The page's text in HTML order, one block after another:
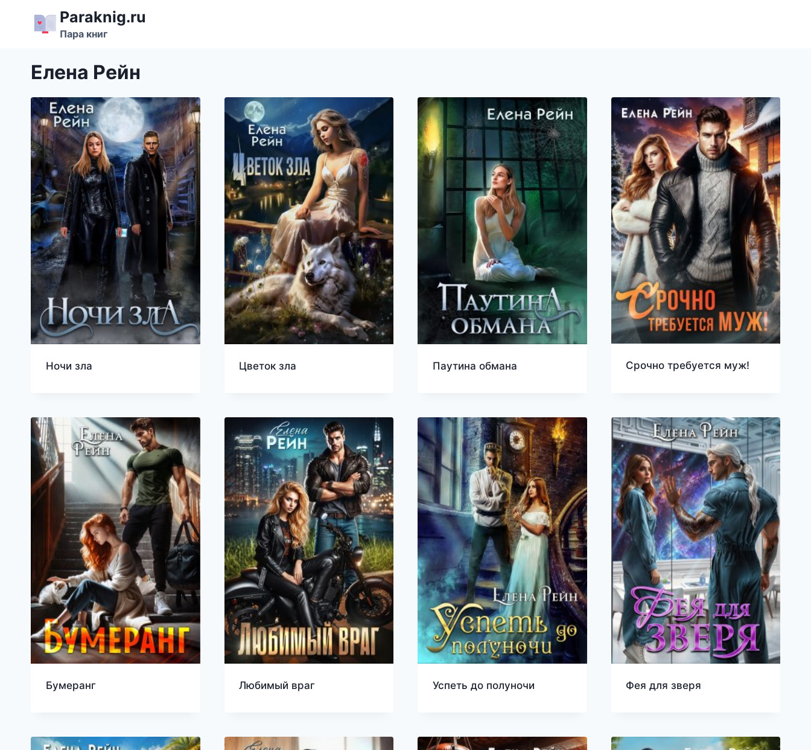
содержимому
Paraknig.ru
Пара книг
Елена Рейн
Ночи зла Цветок зла Паутина обмана Срочно требуется муж!
Бумеранг Любимый враг Успеть до полуночи Фея для зверя